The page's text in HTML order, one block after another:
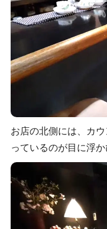
お店の北側には、カ
っているのが目に浮か